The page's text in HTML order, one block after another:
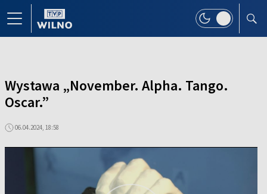
Wystawa „November. Alpha. Tango.
Oscar.”
06.04.2024, 18:58